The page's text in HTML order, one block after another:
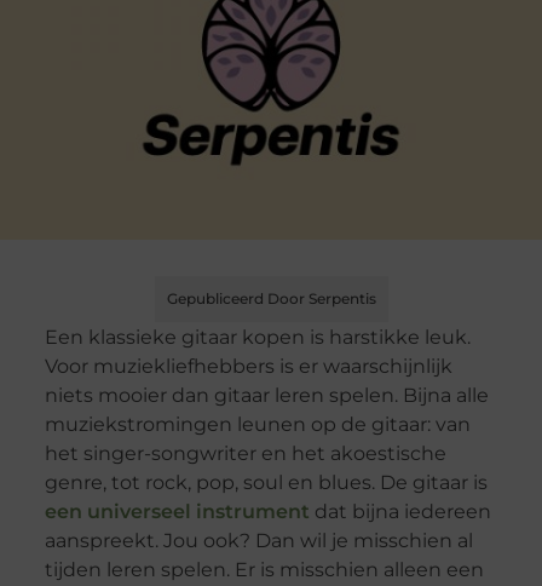
Gepubliceerd Door Serpentis
Een klassieke gitaar kopen is harstikke leuk.
Voor muziekliefhebbers is er waarschijnlijk
niets mooier dan gitaar leren spelen. Bijna alle
muziekstromingen leunen op de gitaar: van
het singer-songwriter en het akoestische
genre, tot rock, pop, soul en blues. De gitaar is
een universeel instrument dat bijna iedereen
aanspreekt. Jou ook? Dan wil je misschien al
tijden leren spelen. Er is misschien alleen een